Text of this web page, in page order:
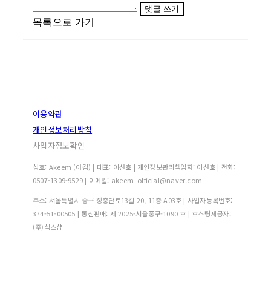
댓글 쓰기
목록으로 가기
이용약관
개인정보처리방침
사업자정보확인
상호: Akeem (아킴) | 대표: 이선호 | 개인정보관리책임자: 이선호 | 전화:
0507-1309-9529 | 이메일: akeem_official@naver.com
주소: 서울특별시 중구 장충단로13길 20, 11층 A03호 | 사업자등록번호:
374-51-00505 | 통신판매: 제 2025-서울중구-1090 호 | 호스팅제공자:
(주)식스샵